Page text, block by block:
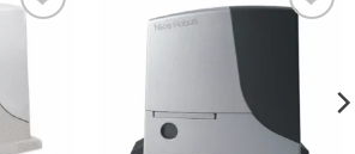
wishlist